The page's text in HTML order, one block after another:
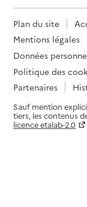
Plan du site
Mentions légales
Données
Politique des
Partenaires
Sauf mention
tiers, les contenus
licence etalab-2.0